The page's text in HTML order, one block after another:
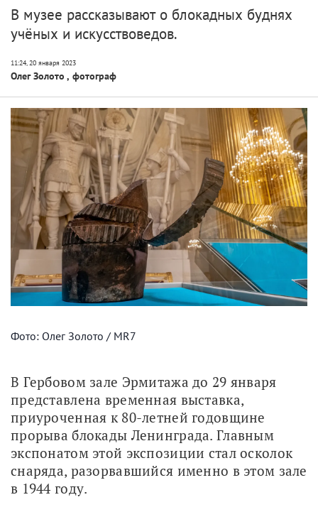
В музее рассказывают о блокадных буднях
учёных и искусствоведов.
Олег Золото , фотограф
Фото: Олег Золото / MR7
В Гербовом зале Эрмитажа до 29 января
представлена временная выставка,
приуроченная к 80-летней годовщине
прорыва блокады Ленинграда. Главным
экспонатом этой экспозиции стал осколок
снаряда, разорвавшийся именно в этом зале
в 1944 году.